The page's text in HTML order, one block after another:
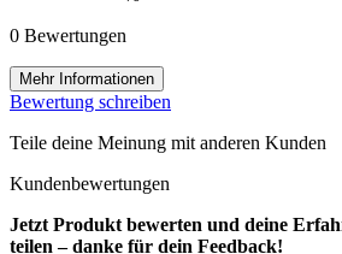
0 Bewertungen
Mehr Informationen
Bewertung schreiben
Teile deine Meinung mit anderen Kunden
Kundenbewertungen
Jetzt Produkt bewerten und deine
teilen – danke für dein Feedback!